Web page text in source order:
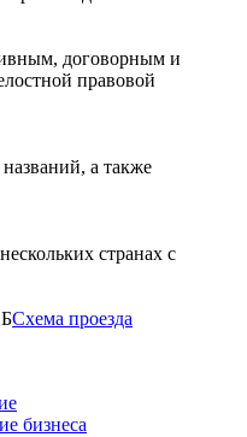
договорным и
правовой
а также
странах с
Схема проезда
бизнеса